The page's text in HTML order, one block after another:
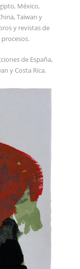
México,
Taiwan y
y revistas de
de España,
y Costa Rica.